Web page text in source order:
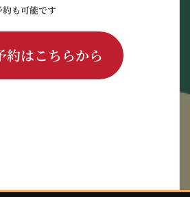
も可能です
約はこちらから